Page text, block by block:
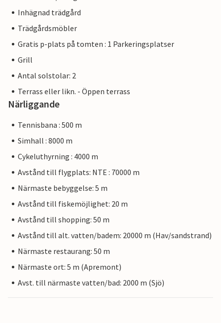
Inhägnad trädgård
Trädgårdsmöbler
Gratis p-plats på tomten : 1 Parkeringsplatser
Grill
Antal solstolar: 2
Terrass eller likn. - Öppen terrass
Närliggande
Tennisbana : 500 m
Simhall : 8000 m
Cykeluthyrning : 4000 m
Avstånd till flygplats: NTE : 70000 m
Närmaste bebyggelse: 5 m
Avstånd till fiskemöjlighet: 20 m
Avstånd till shopping: 50 m
Avstånd till alt. vatten/badem: 20000 m (Hav/sandstrand)
Närmaste restaurang: 50 m
Närmaste ort: 5 m (Apremont)
Avst. till närmaste vatten/bad: 2000 m (Sjö)